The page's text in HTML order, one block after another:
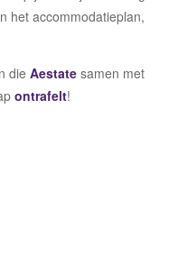
het accommodatieplan,
die Aestate samen met
ontrafelt!